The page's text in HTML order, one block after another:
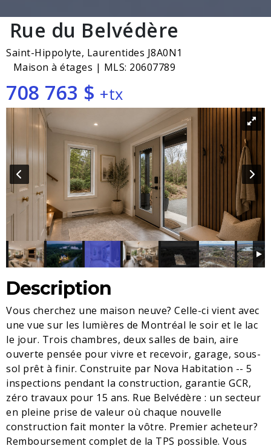
Rue du Belvédère
Saint-Hippolyte, Laurentides J8A0N1
Maison à étages | MLS: 20607789
708 763 $ +tx
Description
Vous cherchez une maison neuve? Celle-ci vient avec
une vue sur les lumières de Montréal le soir et le lac
le jour. Trois chambres, deux salles de bain, aire
ouverte pensée pour vivre et recevoir, garage, sous-
sol prêt à finir. Construite par Nova Habitation -- 5
inspections pendant la construction, garantie GCR,
zéro travaux pour 15 ans. Rue Belvédère : un secteur
en pleine prise de valeur où chaque nouvelle
construction fait monter la vôtre. Premier acheteur?
Remboursement complet de la TPS possible. Vous